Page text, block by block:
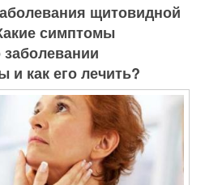
щитовидной
симптомы
как его лечить?